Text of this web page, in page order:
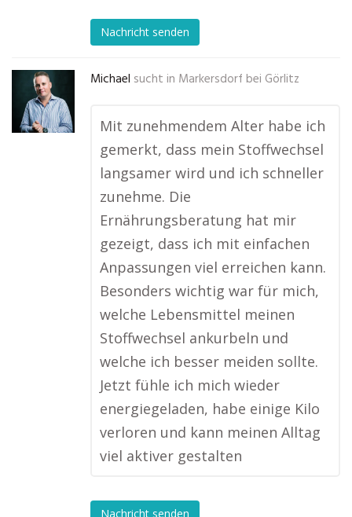
Nachricht senden
Michael sucht in Markersdorf bei Görlitz
Mit zunehmendem Alter habe ich
gemerkt, dass mein Stoffwechsel
langsamer wird und ich schneller
zunehme. Die
Ernährungsberatung hat mir
gezeigt, dass ich mit einfachen
Anpassungen viel erreichen kann.
Besonders wichtig war für mich,
welche Lebensmittel meinen
Stoffwechsel ankurbeln und
welche ich besser meiden sollte.
Jetzt fühle ich mich wieder
energiegeladen, habe einige Kilo
verloren und kann meinen Alltag
viel aktiver gestalten
Nachricht senden